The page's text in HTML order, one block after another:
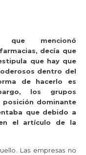
que mencionó
decía que
que hay que
dentro del
de hacerlo es
los grupos
posición dominante
que debido a
el artículo de la
Las empresas no